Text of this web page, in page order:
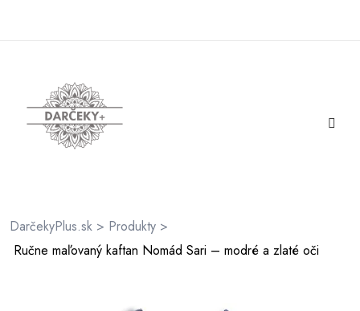
DarčekyPlus.sk > Produkty >
Ručne maľovaný kaftan Nomád Sari – modré a zlaté oči